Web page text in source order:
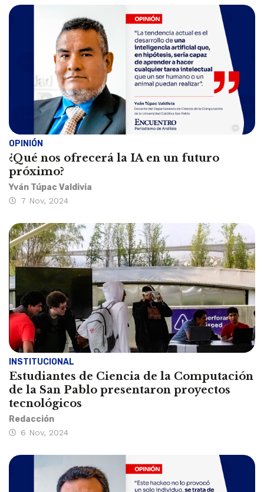
OPINIÓN
¿Qué nos ofrecerá la IA en un futuro
próximo?
Yván Túpac Valdivia
7 Nov, 2024
INSTITUCIONAL
Estudiantes de Ciencia de la Computación
de la San Pablo presentaron proyectos
tecnológicos
Redacción
6 Nov, 2024